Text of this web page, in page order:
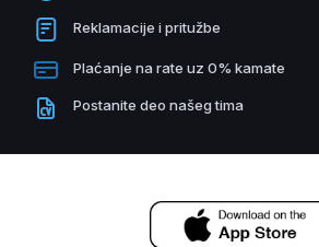
Reklamacije i pritužbe
Plaćanje na rate uz 0% kamate
Postanite deo našeg tima